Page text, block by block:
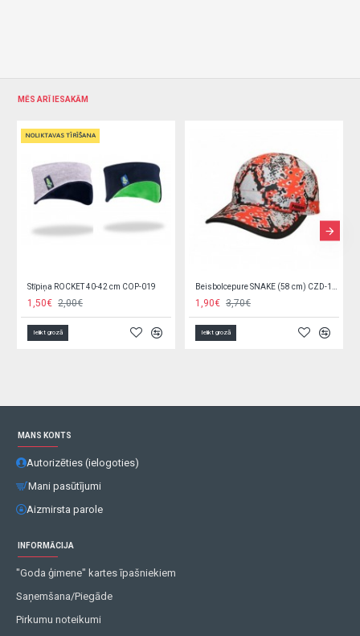
MĒS ARĪ IESAKĀM
1,90€ 3,70€
Ielikt grozā
Berete BELLA kokvilnas, siltināta
2,99€ 6,20€
Ielikt grozā
MANS KONTS
Autorizēties (ielogoties)
Mani pasūtījumi
Aizmirsta parole
INFORMĀCIJA
"Goda ģimene" kartes īpašniekiem
Saņemšana/Piegāde
Pirkumu noteikumi